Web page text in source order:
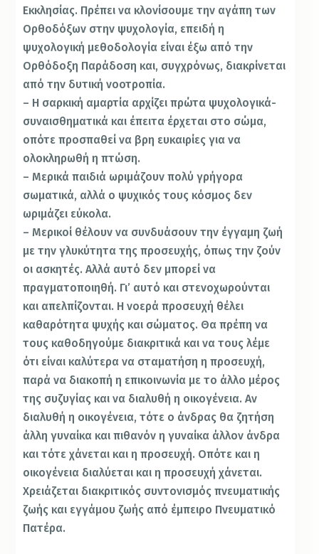
Εκκλησίας. Πρέπει να κλονίσουμε την αγάπη των
Ορθοδόξων στην ψυχολογία, επειδή η
ψυχολογική μεθοδολογία είναι έξω από την
Ορθόδοξη Παράδοση και, συγχρόνως, διακρίνεται
από την δυτική νοοτροπία.
– Η σαρκική αμαρτία αρχίζει πρώτα ψυχολογικά-
συναισθηματικά και έπειτα έρχεται στο σώμα,
οπότε προσπαθεί να βρη ευκαιρίες για να
ολοκληρωθή η πτώση.
– Μερικά παιδιά ωριμάζουν πολύ γρήγορα
σωματικά, αλλά ο ψυχικός τους κόσμος δεν
ωριμάζει εύκολα.
– Μερικοί θέλουν να συνδυάσουν την έγγαμη ζωή
με την γλυκύτητα της προσευχής, όπως την ζούν
οι ασκητές. Αλλά αυτό δεν μπορεί να
πραγματοποιηθή. Γι’ αυτό και στενοχωρούνται
και απελπίζονται. Η νοερά προσευχή θέλει
καθαρότητα ψυχής και σώματος. Θα πρέπη να
τους καθοδηγούμε διακριτικά και να τους λέμε
ότι είναι καλύτερα να σταματήση η προσευχή,
παρά να διακοπή η επικοινωνία με το άλλο μέρος
της συζυγίας και να διαλυθή η οικογένεια. Αν
διαλυθή η οικογένεια, τότε ο άνδρας θα ζητήση
άλλη γυναίκα και πιθανόν η γυναίκα άλλον άνδρα
και τότε χάνεται και η προσευχή. Οπότε και η
οικογένεια διαλύεται και η προσευχή χάνεται.
Χρειάζεται διακριτικός συντονισμός πνευματικής
ζωής και εγγάμου ζωής από έμπειρο Πνευματικό
Πατέρα.